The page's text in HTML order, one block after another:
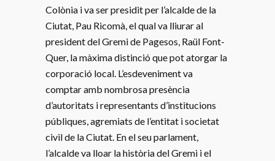
Colònia i va ser presidit per l’alcalde de la
Ciutat, Pau Ricomà, el qual va lliurar al
president del Gremi de Pagesos, Raül Font-
Quer, la màxima distinció que pot atorgar la
corporació local. L’esdeveniment va
comptar amb nombrosa presència
d’autoritats i representants d’institucions
públiques, agremiats de l’entitat i societat
civil de la Ciutat. En el seu parlament,
l’alcalde va lloar la història del Gremi i el